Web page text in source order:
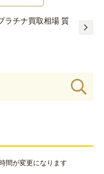
ラチナ買取相場 質
間が変更になります